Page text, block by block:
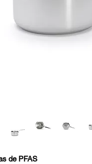
de PFAS